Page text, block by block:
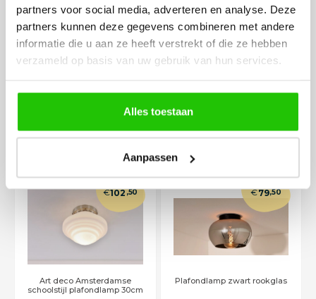
partners voor social media, adverteren en analyse. Deze
partners kunnen deze gegevens combineren met andere
informatie die u aan ze heeft verstrekt of die ze hebben
verzameld op basis van uw gebruik van hun services.
Alles toestaan
Aanpassen
Opbouwspot zwart 1-lichts IP44
Beschikbaar
Levertijd 6 - 12 werkdagen
Trendy speelse plafondlamp
zwart / mat goud messing
In voorraad
Op werkdagen voor 14:00 uur
Art deco Amsterdamse
schoolstijl plafondlamp 30cm
€102,50
Plafondlamp zwart rookglas
€79,50